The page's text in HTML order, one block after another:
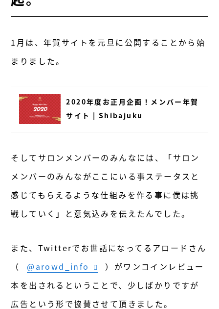
1月は、年賀サイトを元旦に公開することから始
まりました。
2020年度お正月企画！メンバー年賀
サイト | Shibajuku
そしてサロンメンバーのみんなには、「サロン
メンバーのみんながここにいる事ステータスと
感じてもらえるような仕組みを作る事に僕は挑
戦していく」と意気込みを伝えたんでした。
また、Twitterでお世話になってるアロードさん
（
@arowd_info
）がワンコインレビュー
本を出されるということで、少しばかりですが
広告という形で協賛させて頂きました。